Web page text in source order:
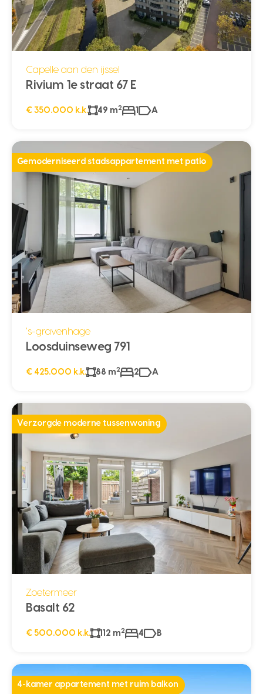
Capelle aan den ijssel
Rivium 1e straat 67 E
€ 350.000 k.k. 49 m2 1 A
Gemoderniseerd stadsappartement met patio
's-gravenhage
Loosduinseweg 791
€ 425.000 k.k. 88 m2 2 A
Verzorgde moderne tussenwoning
Zoetermeer
Basalt 62
€ 500.000 k.k. 112 m2 4 B
4-kamer appartement met ruim balkon